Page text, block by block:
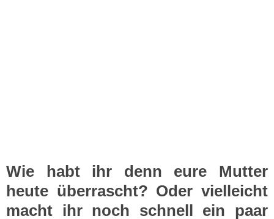
Wie habt ihr denn eure Mutter
heute überrascht? Oder vielleicht
macht ihr noch schnell ein paar